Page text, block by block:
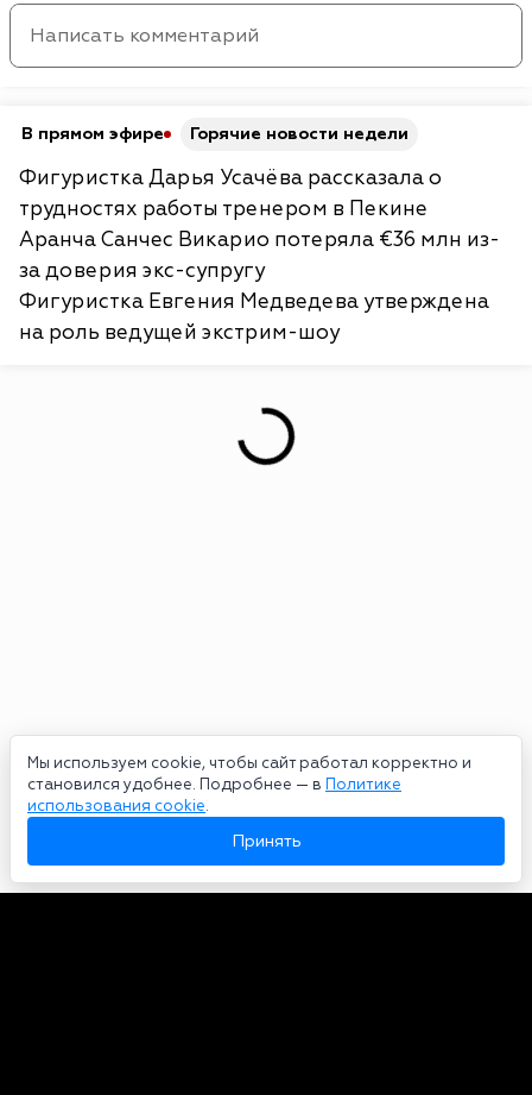
Мы используем cookie, чтобы сайт работал корректно и
становился удобнее. Подробнее — в Политике
использования cookie.
Принять
В прямом эфире Горячие новости недели
Фигуристка Дарья Усачёва рассказала о
трудностях работы тренером в Пекине
Аранча Санчес Викарио потеряла €36 млн из-
за доверия экс-супругу
Фигуристка Евгения Медведева утверждена
на роль ведущей экстрим-шоу